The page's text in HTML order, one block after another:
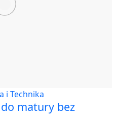
i Technika
matury bez